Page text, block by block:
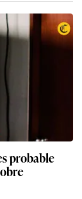
probable